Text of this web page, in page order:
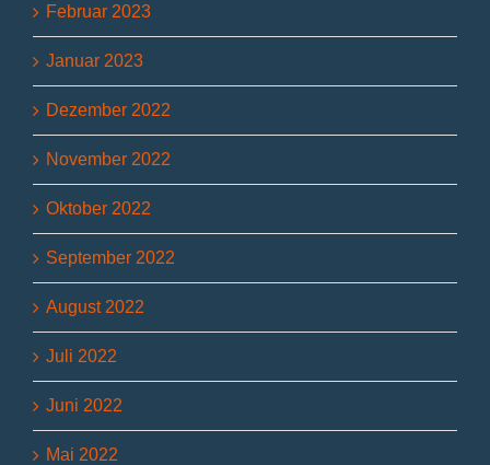
Februar 2023
Januar 2023
Dezember 2022
November 2022
Oktober 2022
September 2022
August 2022
Juli 2022
Juni 2022
Mai 2022